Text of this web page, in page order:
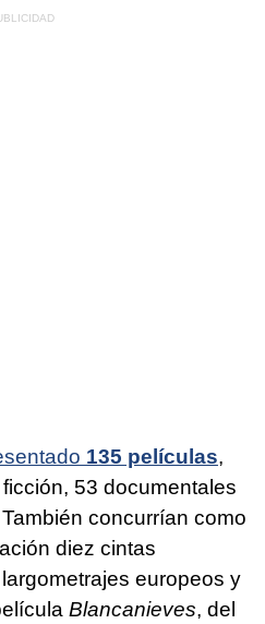
135 películas,
53 documentales
concurrían como
diez cintas
europeos y
Blancanieves, del